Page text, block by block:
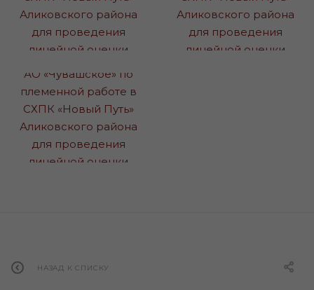
НАЗАД К СПИСКУ